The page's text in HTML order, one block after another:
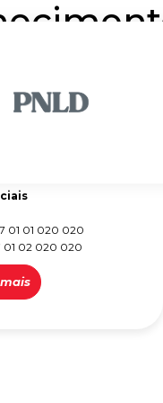
e suas
01 01 020 020
01 02 020 020